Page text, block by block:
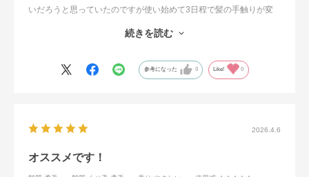
いだろうと思っていたのですが使い始めて3日程で髪の手触りが変
傷んで広がりやすかった髪が落ち着き、しっとりまとまるようにな
ヘアマスクに戻したのですが、やはりこちらの商品をリピートしま
した。もう手放せなくなりそうです。
続きを読む
参考になった 0 Like! 0
2026.4.6
オススメです！